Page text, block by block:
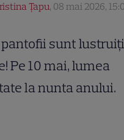
Țapu, 08 mai 2026,
sunt
Pe 10 mai, lumea
la nunta anului.